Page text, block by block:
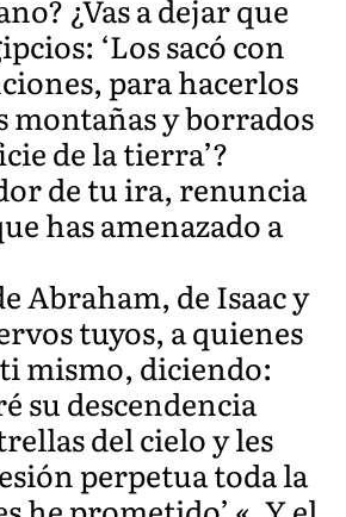
¿Vas a dejar que
‘Los sacó con
para hacerlos
montañas y borrados
de la tierra’?
de tu ira, renuncia
has amenazado a
Abraham, de Isaac y
tuyos, a quienes
mismo, diciendo:
su descendencia
del cielo y les
perpetua toda la